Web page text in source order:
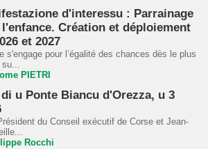
d'interessu : Parrainage
Création et déploiement
et 2027
s'engage pour l’égalité des chances dès le plus
su...
PIETRI
di u Ponte Biancu d'Orezza, u 3
du Conseil exécutif de Corse et Jean-
Rocchi